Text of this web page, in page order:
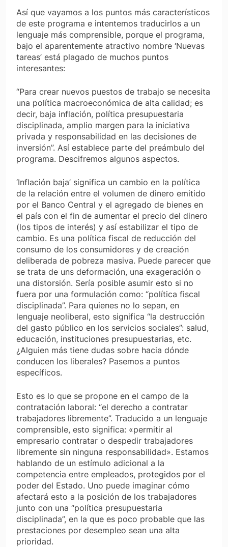
Así que vayamos a los puntos más característicos
de este programa e intentemos traducirlos a un
lenguaje más comprensible, porque el programa,
bajo el aparentemente atractivo nombre ‘Nuevas
tareas’ está plagado de muchos puntos
interesantes:
“Para crear nuevos puestos de trabajo se necesita
una política macroeconómica de alta calidad; es
decir, baja inflación, política presupuestaria
disciplinada, amplio margen para la iniciativa
privada y responsabilidad en las decisiones de
inversión”. Así establece parte del preámbulo del
programa. Descifremos algunos aspectos.
‘Inflación baja’ significa un cambio en la política
de la relación entre el volumen de dinero emitido
por el Banco Central y el agregado de bienes en
el país con el fin de aumentar el precio del dinero
(los tipos de interés) y así estabilizar el tipo de
cambio. Es una política fiscal de reducción del
consumo de los consumidores y de creación
deliberada de pobreza masiva. Puede parecer que
se trata de uns deformación, una exageración o
una distorsión. Sería posible asumir esto si no
fuera por una formulación como: “política fiscal
disciplinada”. Para quienes no lo sepan, en
lenguaje neoliberal, esto significa “la destrucción
del gasto público en los servicios sociales”: salud,
educación, instituciones presupuestarias, etc.
¿Alguien más tiene dudas sobre hacia dónde
conducen los liberales? Pasemos a puntos
específicos.
Esto es lo que se propone en el campo de la
contratación laboral: “el derecho a contratar
trabajadores libremente”. Traducido a un lenguaje
comprensible, esto significa: «permitir al
empresario contratar o despedir trabajadores
libremente sin ninguna responsabilidad». Estamos
hablando de un estímulo adicional a la
competencia entre empleados, protegidos por el
poder del Estado. Uno puede imaginar cómo
afectará esto a la posición de los trabajadores
junto con una “política presupuestaria
disciplinada”, en la que es poco probable que las
prestaciones por desempleo sean una alta
prioridad.